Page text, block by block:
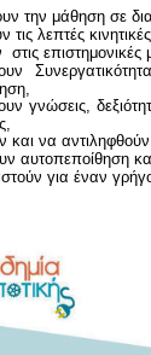
την μάθηση σε
λεπτές κινητικές
στις
γνώσεις,
και να
αυτοπεποίθηση
για έναν